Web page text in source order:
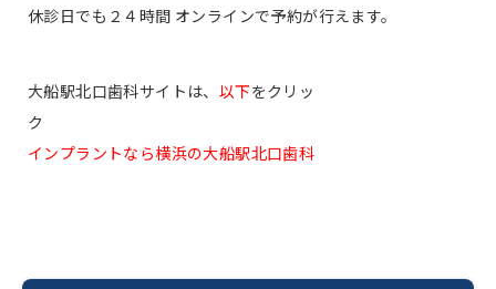
休診日でも２４時間 オンラインで予約が行えます。
大船駅北口歯科サイトは、 以下をクリッ
ク
インプラントなら横浜の大船駅北口歯科